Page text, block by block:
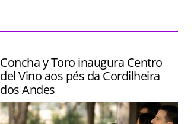
Concha y Toro inaugura Centro
del Vino aos pés da Cordilheira
dos Andes